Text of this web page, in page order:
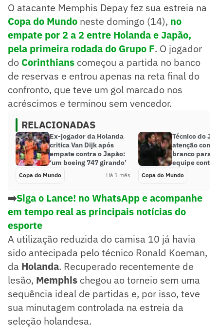
O atacante Memphis Depay fez sua estreia na
Copa do Mundo neste domingo (14), no
empate por 2 a 2 entre Holanda e Japão,
pela primeira rodada do Grupo F. O jogador
do Corinthians começou a partida no banco
de reservas e entrou apenas na reta final do
confronto, que teve um gol marcado nos
acréscimos e terminou sem vencedor.
RELACIONADAS
Ex-jogador da Holanda
critica Van Dijk após
empate contra o Japão:
‘um boeing 747 girando’
Copa do Mundo Há 1 mês
Técnico do
atenção com
branco para
equipe contra
Copa do Mundo
➡️Siga o Lance! no WhatsApp e acompanhe
em tempo real as principais notícias do
esporte
A utilização reduzida do camisa 10 já havia
sido antecipada pelo técnico Ronald Koeman,
da Holanda. Recuperado recentemente de
lesão, Memphis chegou ao torneio sem uma
sequência ideal de partidas e, por isso, teve
sua minutagem controlada na estreia da
seleção holandesa.